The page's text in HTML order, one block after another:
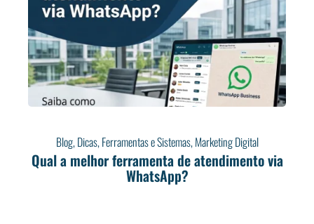
Blog,Dicas,Ferramentas e Sistemas,Marketing Digital
Qual a melhor ferramenta de atendimento via
WhatsApp?